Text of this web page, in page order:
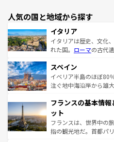
人気の国と地域から探す
イタリア
イタリアは歴史、文化
れた国。 ローマの古代
ろん、トスカーナの美
景など、自然景観も見
ピザやパスタなど、絶
ませてくれるイタリア
なお、新着のイタリア情
しい。
スペイン
イベリア半島のほぼ80
注ぐ地中海沿岸から雄
文化が根付くこの国で
れる闘牛、そして美味
る。首都マドリードの
アートに溢れた街角か
フランスの基本情
ット
フランスは、世界中の
指の観光地だ。首都パ